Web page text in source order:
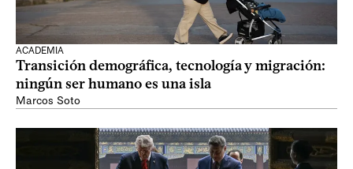
ACADEMIA
Transición demográfica, tecnología y migración:
ningún ser humano es una isla
Marcos Soto